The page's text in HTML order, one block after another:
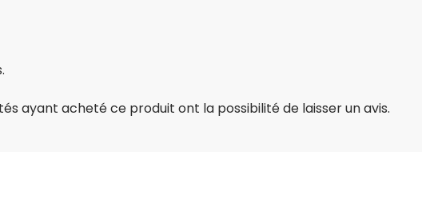
ayant acheté ce produit ont la possibilité de laisser un avis.